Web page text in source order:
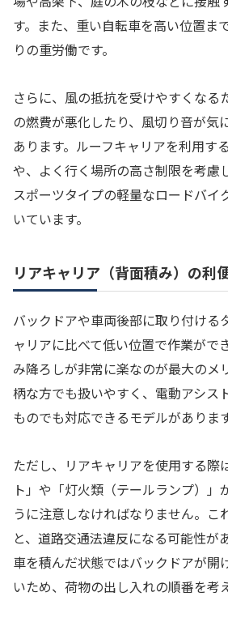
す。また、重い自転車を高い位置ま
りの重労働です。
さらに、風の抵抗を受けやすくなる
の燃費が悪化したり、風切り音が気
あります。ルーフキャリアを利用す
や、よく行く場所の高さ制限を考慮
スポーツタイプの軽量なロードバイ
いています。
リアキャリア（背面積み）の利
バックドアや車両後部に取り付ける
ャリアに比べて低い位置で作業がで
み降ろしが非常に楽なのが最大のメ
柄な方でも扱いやすく、電動アシス
ものでも対応できるモデルがあります
ただし、リアキャリアを使用する際
ト」や「灯火類（テールランプ）」
うに注意しなければなりません。こ
と、道路交通法違反になる可能性が
車を積んだ状態ではバックドアが開
いため、荷物の出し入れの順番を考